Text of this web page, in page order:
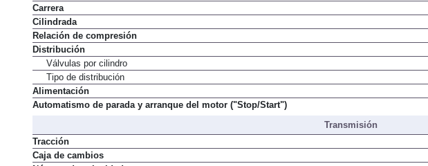
Carrera
Cilindrada
Relación de compresión
Distribución
Válvulas por cilindro
Tipo de distribución
Alimentación
Automatismo de parada y arranque del motor ("Stop/Start")
Transmisión
Tracción
Caja de cambios